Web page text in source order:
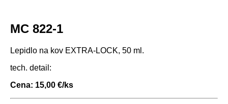
MC 822-1
Lepidlo na kov EXTRA-LOCK, 50 ml.
tech. detail:
Cena: 15,00 €/ks